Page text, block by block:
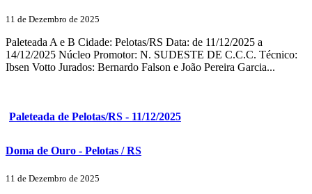
11 de Dezembro de 2025
Paleteada A e B Cidade: Pelotas/RS Data: de 11/12/2025 a
14/12/2025 Núcleo Promotor: N. SUDESTE DE C.C.C. Técnico:
Ibsen Votto Jurados: Bernardo Falson e João Pereira Garcia...
Paleteada de Pelotas/RS - 11/12/2025
Doma de Ouro - Pelotas / RS
11 de Dezembro de 2025